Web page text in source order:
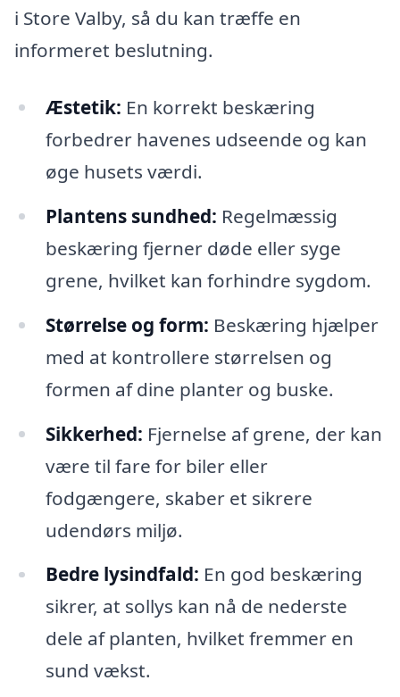
i Store Valby, så du kan træffe en
informeret beslutning.
Æstetik: En korrekt beskæring
forbedrer havenes udseende og kan
øge husets værdi.
Plantens sundhed: Regelmæssig
beskæring fjerner døde eller syge
grene, hvilket kan forhindre sygdom.
Størrelse og form: Beskæring hjælper
med at kontrollere størrelsen og
formen af dine planter og buske.
Sikkerhed: Fjernelse af grene, der kan
være til fare for biler eller
fodgængere, skaber et sikrere
udendørs miljø.
Bedre lysindfald: En god beskæring
sikrer, at sollys kan nå de nederste
dele af planten, hvilket fremmer en
sund vækst.